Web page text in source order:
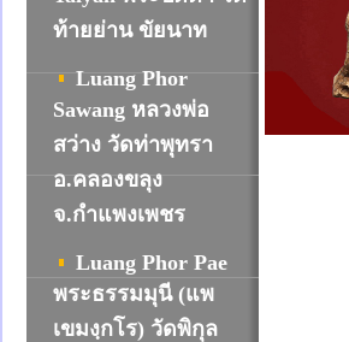
ท้ายย่าน ขัยนาท
Luang Phor
Sawang หลวงพ่อ
สว่าง วัดท่าพุทรา
อ.คลองขลุง
จ.กำแพงเพชร
Luang Phor Pae
พระธรรมมุนี (แพ
เขมงฺกโร) วัดพิกุล